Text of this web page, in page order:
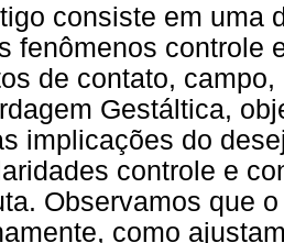
consiste em uma
fenômenos controle
de contato,
Gestáltica,
implicações do
controle e
Observamos que
como